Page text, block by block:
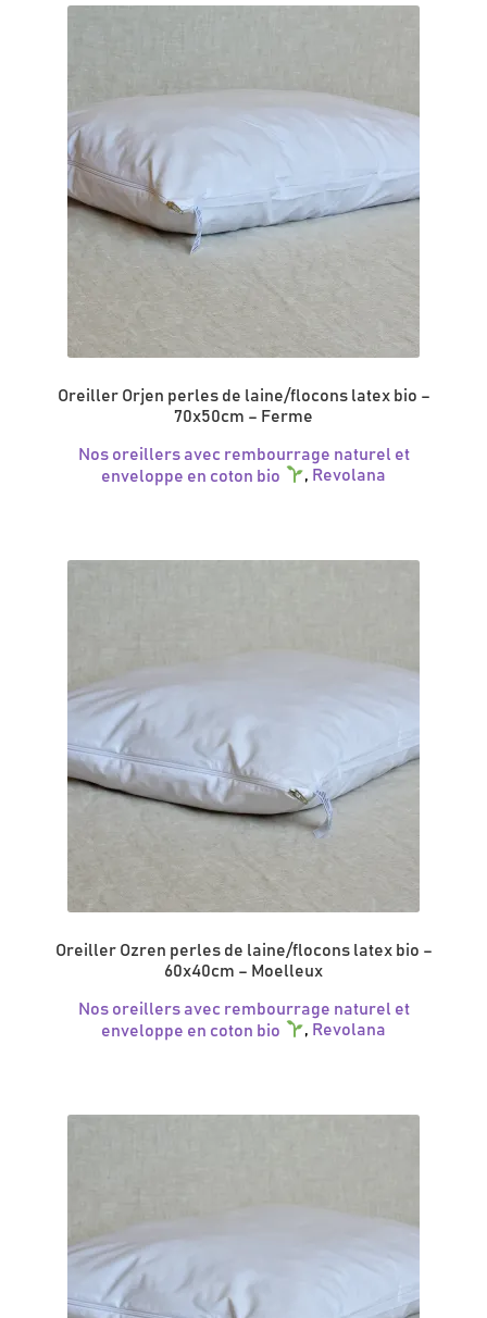
Oreiller Orjen perles de laine/flocons latex bio –
70x50cm – Ferme
Nos oreillers avec rembourrage naturel et
enveloppe en coton bio
, Revolana
Oreiller Ozren perles de laine/flocons latex bio –
60x40cm – Moelleux
Nos oreillers avec rembourrage naturel et
enveloppe en coton bio
, Revolana